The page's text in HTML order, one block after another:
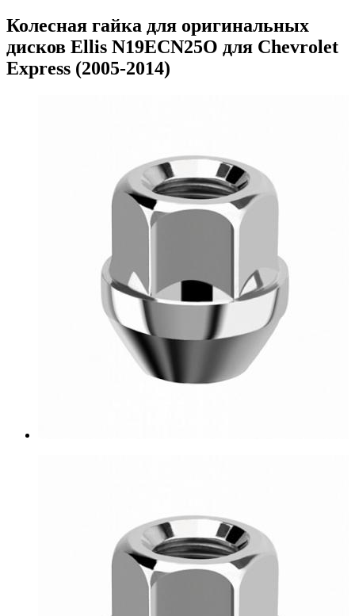
Колесная гайка для оригинальных
дисков Ellis N19ECN25O для Chevrolet
Express (2005-2014)